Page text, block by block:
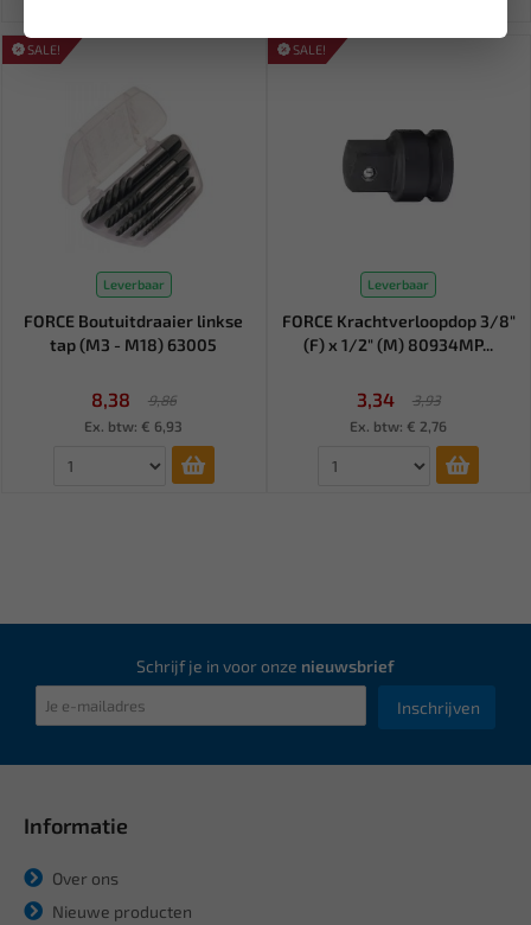
SALE!
Leverbaar
FORCE Boutuitdraaier linkse
tap (M3 - M18) 63005
8,38
9,86
Ex. btw: € 6,93
SALE!
Leverbaar
FORCE Krachtverloopdop 3/8"
(F) x 1/2" (M) 80934MP...
3,34
3,93
Ex. btw: € 2,76
Schrijf je in voor onze nieuwsbrief
Inschrijven
Informatie
Over ons
Nieuwe producten